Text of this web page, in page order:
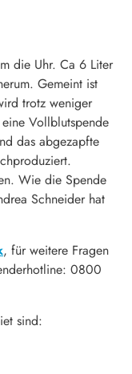
die Uhr. Ca 6 Liter
Gemeint ist
trotz weniger
Vollblutspende
das abgezapfte
Wie die Spende
Schneider hat
, für weitere Fragen
0800
sind: